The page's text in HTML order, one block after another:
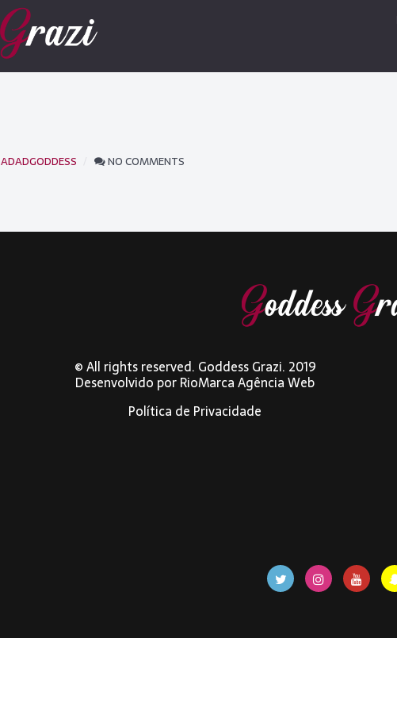
ADADGODDESS NO COMMENTS
© All rights reserved. Goddess Grazi. 2019
Desenvolvido porRioMarca Agência Web
Política de Privacidade